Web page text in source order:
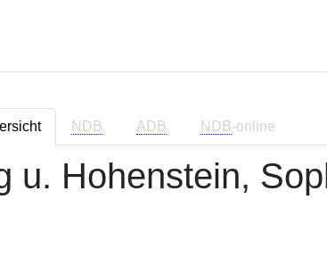
NDB ADB NDB-online
u. Hohenstein,